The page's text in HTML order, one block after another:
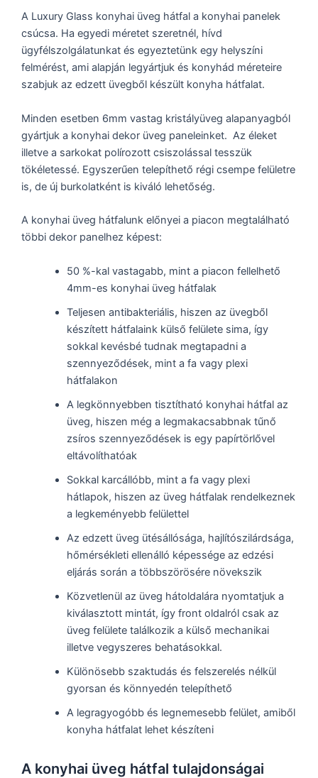
A Luxury Glass konyhai üveg hátfal a konyhai panelek
csúcsa. Ha egyedi méretet szeretnél, hívd
ügyfélszolgálatunkat és egyeztetünk egy helyszíni
felmérést, ami alapján legyártjuk és konyhád méreteire
szabjuk az edzett üvegből készült konyha hátfalat.
Minden esetben 6mm vastag kristályüveg alapanyagból
gyártjuk a konyhai dekor üveg paneleinket. Az éleket
illetve a sarkokat polírozott csiszolással tesszük
tökéletessé. Egyszerűen telepíthető régi csempe felületre
is, de új burkolatként is kiváló lehetőség.
A konyhai üveg hátfalunk előnyei a piacon megtalálható
többi dekor panelhez képest:
50 %-kal vastagabb, mint a piacon fellelhető
4mm-es konyhai üveg hátfalak
Teljesen antibakteriális, hiszen az üvegből
készített hátfalaink külső felülete sima, így
sokkal kevésbé tudnak megtapadni a
szennyeződések, mint a fa vagy plexi
hátfalakon
A legkönnyebben tisztítható konyhai hátfal az
üveg, hiszen még a legmakacsabbnak tűnő
zsíros szennyeződések is egy papírtörlővel
eltávolíthatóak
Sokkal karcállóbb, mint a fa vagy plexi
hátlapok, hiszen az üveg hátfalak rendelkeznek
a legkeményebb felülettel
Az edzett üveg ütésállósága, hajlítószilárdsága,
hőmérsékleti ellenálló képessége az edzési
eljárás során a többszörösére növekszik
Közvetlenül az üveg hátoldalára nyomtatjuk a
kiválasztott mintát, így front oldalról csak az
üveg felülete találkozik a külső mechanikai
illetve vegyszeres behatásokkal.
Különösebb szaktudás és felszerelés nélkül
gyorsan és könnyedén telepíthető
A legragyogóbb és legnemesebb felület, amiből
konyha hátfalat lehet készíteni
A konyhai üveg hátfal tulajdonságai